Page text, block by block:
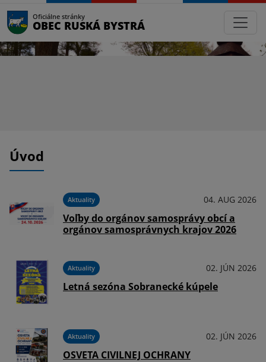
Oficiálne stránky
OBEC RUSKÁ BYSTRÁ
Úvod
Aktuality 04. AUG 2026
Voľby do orgánov samosprávy obcí a
orgánov samosprávnych krajov 2026
Aktuality 02. JÚN 2026
Letná sezóna Sobranecké kúpele
Aktuality 02. JÚN 2026
OSVETA CIVILNEJ OCHRANY